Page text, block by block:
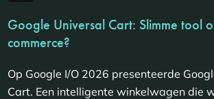
Google Universal Cart: Slimme tool
commerce?
Op Google I/O 2026 presenteerde
Cart. Een intelligente winkelwagen die